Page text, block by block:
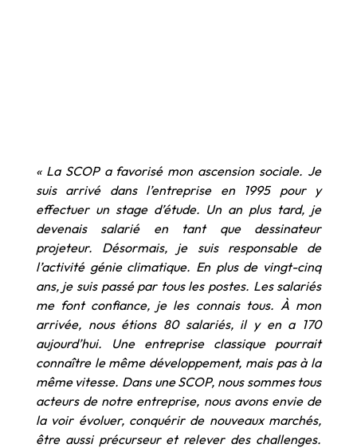
« La SCOP a favorisé mon ascension sociale. Je
suis arrivé dans l’entreprise en 1995 pour y
effectuer un stage d’étude. Un an plus tard, je
devenais salarié en tant que dessinateur
projeteur. Désormais, je suis responsable de
l’activité génie climatique. En plus de vingt-cinq
ans, je suis passé par tous les postes. Les salariés
me font confiance, je les connais tous. À mon
arrivée, nous étions 80 salariés, il y en a 170
aujourd’hui. Une entreprise classique pourrait
connaître le même développement, mais pas à la
même vitesse. Dans une SCOP, nous sommes tous
acteurs de notre entreprise, nous avons envie de
la voir évoluer, conquérir de nouveaux marchés,
être aussi précurseur et relever des challenges.